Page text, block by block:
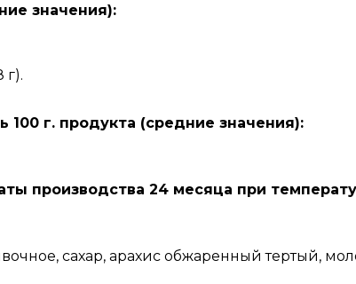
значения):
г).
100 г. продукта (средние значения):
производства 24 месяца при
сахар, арахис обжаренный тертый,